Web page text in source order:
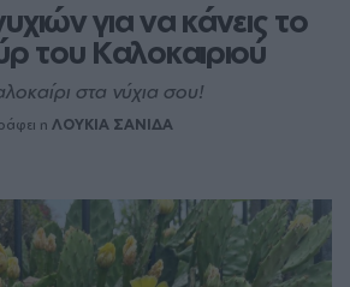
για να κάνεις το
του Καλοκαιριού
στα νύχια σου!
η ΛΟΥΚΙΑ ΣΑΝΙΔΑ